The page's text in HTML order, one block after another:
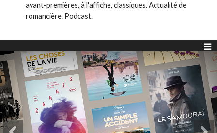
avant-premières, à l'affiche, classiques. Actualité de
romancière. Podcast.